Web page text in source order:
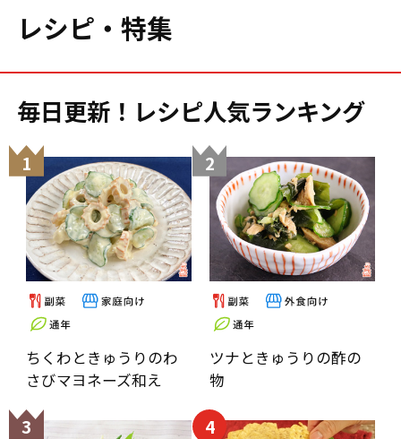
レシピ・特集
毎日更新！レシピ人気ランキング
1
ちくわときゅうりのわ
さびマヨネーズ和え
2
ツナときゅうりの酢の
物
3 4